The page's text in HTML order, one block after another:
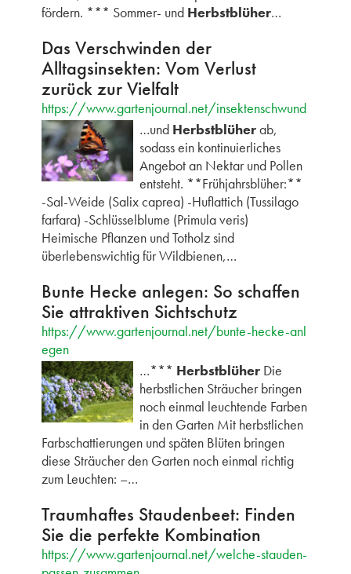
fördern. *** Sommer- und Herbstblüher…
Das Verschwinden der
Alltagsinsekten: Vom Verlust
zurück zur Vielfalt
https://www.gartenjournal.net/insektenschwund
…und Herbstblüherab,
sodass ein kontinuierliches
Angebot an Nektar und Pollen
entsteht. **Frühjahrsblüher:**
-Sal-Weide (Salix caprea) -Huflattich (Tussilago
farfara) -Schlüsselblume (Primula veris)
Heimische Pflanzen und Totholz sind
überlebenswichtig für Wildbienen,…
Bunte Hecke anlegen: So schaffen
Sie attraktiven Sichtschutz
https://www.gartenjournal.net/bunte-hecke-anl
egen
…*** HerbstblüherDie
herbstlichen Sträucher bringen
noch einmal leuchtende Farben
in den Garten Mit herbstlichen
Farbschattierungen und späten Blüten bringen
diese Sträucher den Garten noch einmal richtig
zum Leuchten: –…
Traumhaftes Staudenbeet: Finden
Sie die perfekte Kombination
https://www.gartenjournal.net/welche-stauden-